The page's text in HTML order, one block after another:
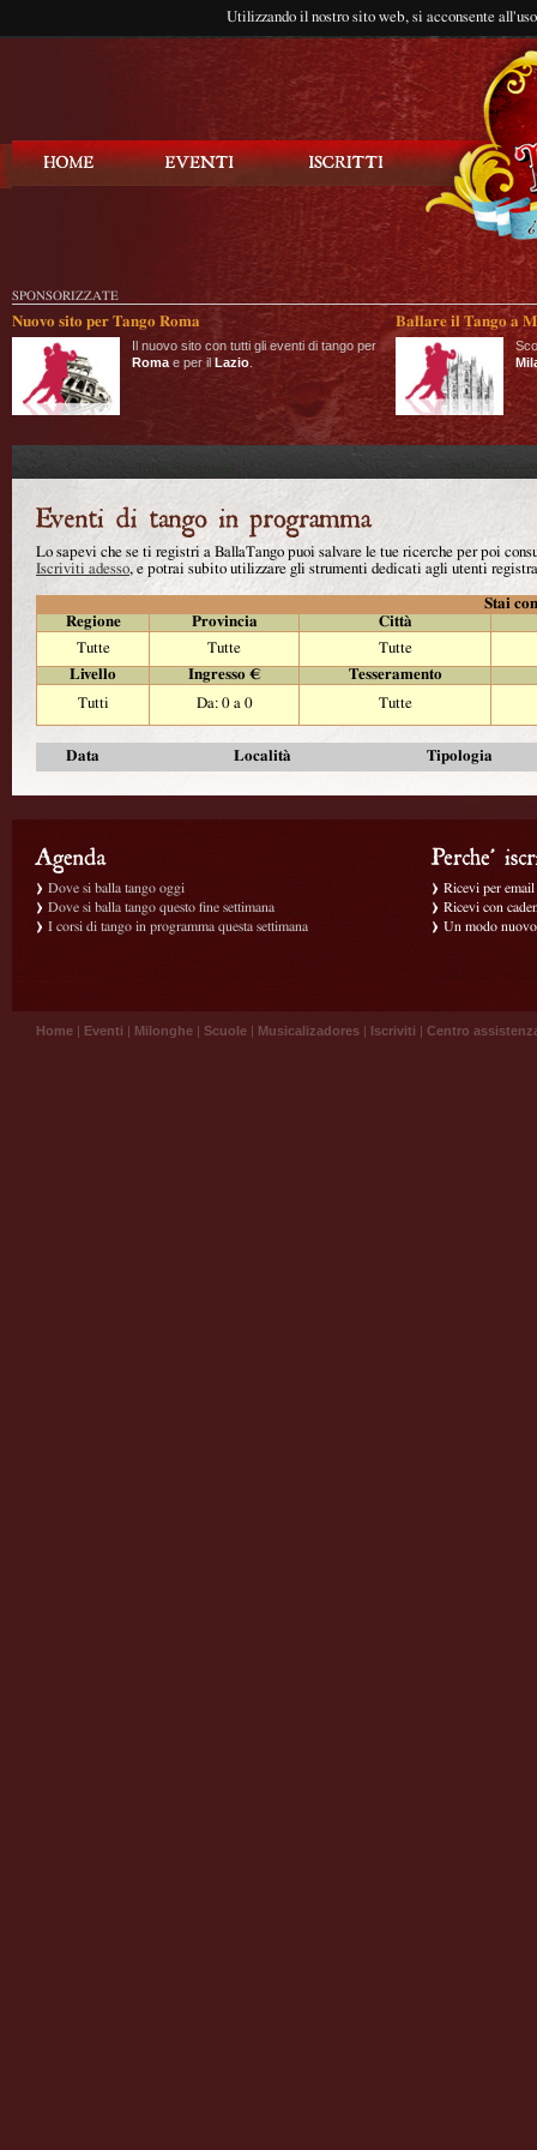
Utilizzando il nostro sito web, si acconsente
SPONSORIZZATE
Nuovo sito per Tango Roma
Il nuovo sito con tutti gli eventi di tango per
Roma e per il Lazio
Ballare il Tango a
Lo sapevi che se ti registri a BallaTango puoi salvare le tue ricerche per poi
Iscriviti adesso, e potrai subito utilizzare gli strumenti dedicati agli utenti
Stai
Regione
Provincia
Città
Tutte
Tutte
Tutte
Livello
Ingresso €
Tesseramento
Tutti
Da: 0 a 0 Tutte
Data Località Tipologia
Dove si balla tango oggi
Dove si balla tango questo fine settimana
I corsi di tango in programma questa settimana
Ricevi per
Ricevi con
Un modo
Home | Eventi | Milonghe | Scuole | Musicalizadores | Iscriviti | Centro